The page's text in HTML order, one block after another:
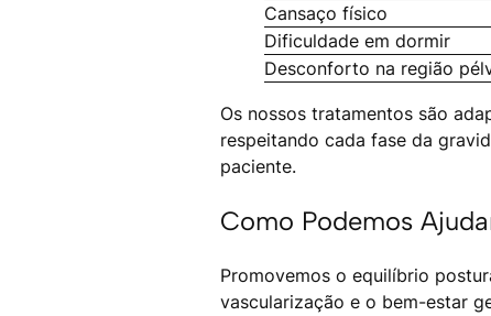
Cansaço físico
Dificuldade em dormir
Desconforto na região
Os nossos tratamentos são
respeitando cada fase da
paciente.
Como Podemos
Promovemos o equilíbrio
vascularização e o bem-estar